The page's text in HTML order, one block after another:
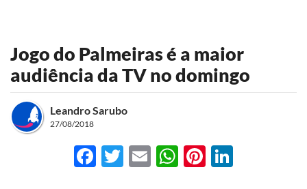
Jogo do Palmeiras é a maior
audiência da TV no domingo
Leandro Sarubo
27/08/2018
Facebook
Twitter
EmailWhatsApp
Pinterest